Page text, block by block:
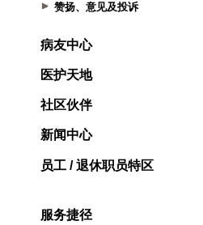
赞扬、意见及投诉
病友中心
医护天地
社区伙伴
新闻中心
员工 / 退休职员特区
服务捷径